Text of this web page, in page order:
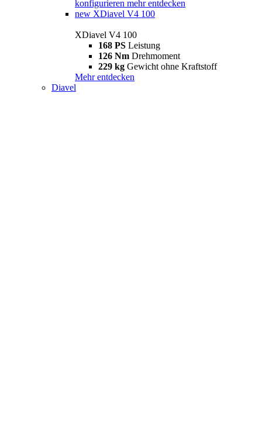
konfigurieren mehr entdecken
new XDiavel V4 100
XDiavel V4 100
168 PS Leistung
126 Nm Drehmoment
229 kg Gewicht ohne Kraftstoff
Mehr entdecken
Diavel